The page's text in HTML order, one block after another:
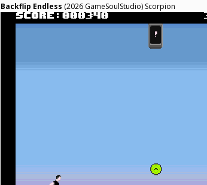
Backflip Endless (2026 GameSoulStudio) Scorpion